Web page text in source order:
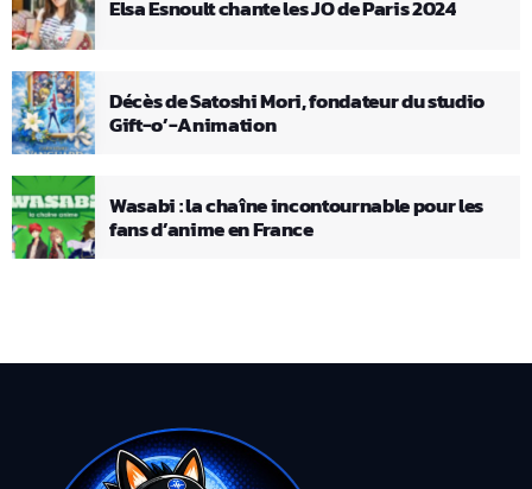
Elsa Esnoult chante les JO de Paris 2024
Décès de Satoshi Mori, fondateur du studio
Gift-o’-Animation
Wasabi : la chaîne incontournable pour les
fans d’anime en France